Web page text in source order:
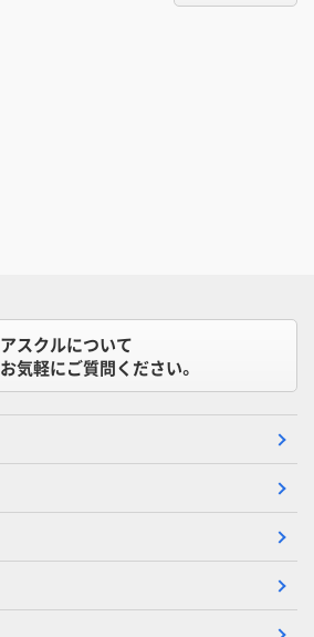
アスクルについて
お気軽にご質問ください。